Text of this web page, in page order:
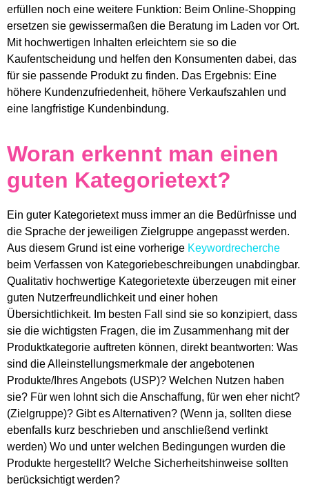
erfüllen noch eine weitere Funktion: Beim Online-Shopping
ersetzen sie gewissermaßen die Beratung im Laden vor Ort.
Mit hochwertigen Inhalten erleichtern sie so die
Kaufentscheidung und helfen den Konsumenten dabei, das
für sie passende Produkt zu finden. Das Ergebnis: Eine
höhere Kundenzufriedenheit, höhere Verkaufszahlen und
eine langfristige Kundenbindung.
Woran erkennt man einen
guten Kategorietext?
Ein guter Kategorietext muss immer an die Bedürfnisse und
die Sprache der jeweiligen Zielgruppe angepasst werden.
Aus diesem Grund ist eine vorherige Keywordrecherche
beim Verfassen von Kategoriebeschreibungen unabdingbar.
Qualitativ hochwertige Kategorietexte überzeugen mit einer
guten Nutzerfreundlichkeit und einer hohen
Übersichtlichkeit. Im besten Fall sind sie so konzipiert, dass
sie die wichtigsten Fragen, die im Zusammenhang mit der
Produktkategorie auftreten können, direkt beantworten: Was
sind die Alleinstellungsmerkmale der angebotenen
Produkte/Ihres Angebots (USP)? Welchen Nutzen haben
sie? Für wen lohnt sich die Anschaffung, für wen eher nicht?
(Zielgruppe)? Gibt es Alternativen? (Wenn ja, sollten diese
ebenfalls kurz beschrieben und anschließend verlinkt
werden) Wo und unter welchen Bedingungen wurden die
Produkte hergestellt? Welche Sicherheitshinweise sollten
berücksichtigt werden?